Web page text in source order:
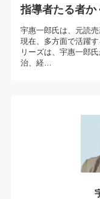
こ
「氣」(30)
ポーツ・ビジネスに学ぶ
喜の『これぞ！"本物の温
指導者たる者か
宇惠一郎氏は、元読
現在、多方面で活躍
リーズは、宇惠一郎
治、経…